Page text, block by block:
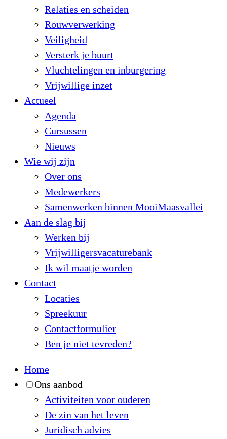
Relaties en scheiden
Rouwverwerking
Veiligheid
Versterk je buurt
Vluchtelingen en inburgering
Vrijwillige inzet
Actueel
Agenda
Cursussen
Nieuws
Wie wij zijn
Over ons
Medewerkers
Samenwerken binnen MooiMaasvallei
Aan de slag bij
Werken bij
Vrijwilligersvacaturebank
Ik wil maatje worden
Contact
Locaties
Spreekuur
Contactformulier
Ben je niet tevreden?
Home
Ons aanbod
Activiteiten voor ouderen
De zin van het leven
Juridisch advies